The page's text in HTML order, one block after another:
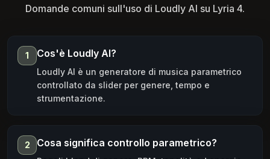
Domande comuni sull'uso di Loudly AI su Lyria 4.
1 Cos'è Loudly AI?
Loudly AI è un generatore di musica parametrico
controllato da slider per genere, tempo e
strumentazione.
2 Cosa significa controllo parametrico?